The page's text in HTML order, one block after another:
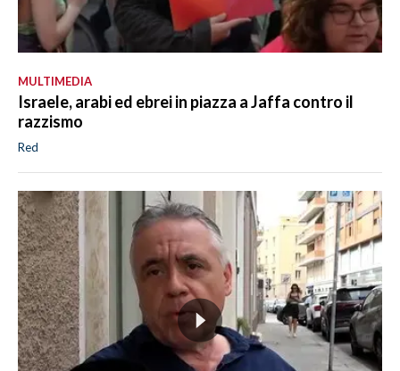
MULTIMEDIA
Israele, arabi ed ebrei in piazza a Jaffa contro il
razzismo
Red